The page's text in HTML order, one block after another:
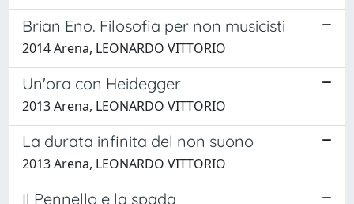
Brian Eno. Filosofia per non musicisti
2014 Arena, LEONARDO VITTORIO
Un'ora con Heidegger
2013 Arena, LEONARDO VITTORIO
La durata infinita del non suono
2013 Arena, LEONARDO VITTORIO
Il Pennello e la spada